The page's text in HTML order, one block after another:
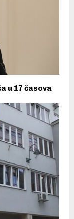
u 17 časova